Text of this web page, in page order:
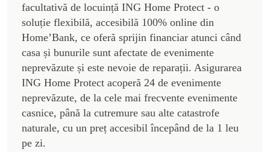
facultativă de locuință ING Home Protect - o
soluție flexibilă, accesibilă 100% online din
Home’Bank, ce oferă sprijin financiar atunci când
casa și bunurile sunt afectate de evenimente
neprevăzute și este nevoie de reparații. Asigurarea
ING Home Protect acoperă 24 de evenimente
neprevăzute, de la cele mai frecvente evenimente
casnice, până la cutremure sau alte catastrofe
naturale, cu un preț accesibil începând de la 1 leu
pe zi.